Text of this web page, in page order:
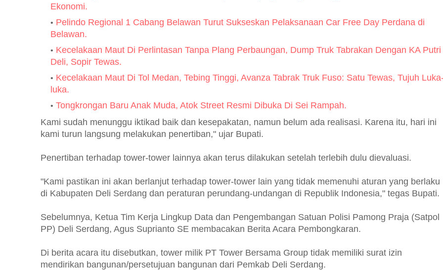
Ekonomi.
Pelindo Regional 1 Cabang Belawan Turut Sukseskan Pelaksanaan Car Free Day Perdana di
Belawan.
Kecelakaan Maut Di Perlintasan Tanpa Plang Perbaungan, Dump Truk Tabrakan Dengan KA Putri
Deli, Sopir Tewas.
Kecelakaan Maut Di Tol Medan, Tebing Tinggi, Avanza Tabrak Truk Fuso: Satu Tewas, Tujuh
luka.
Tongkrongan Baru Anak Muda, Atok Street Resmi Dibuka Di Sei Rampah.
Kami sudah menunggu iktikad baik dan kesepakatan, namun belum ada realisasi. Karena itu, hari ini
kami turun langsung melakukan penertiban," ujar Bupati.
Penertiban terhadap tower-tower lainnya akan terus dilakukan setelah terlebih dulu dievaluasi.
"Kami pastikan ini akan berlanjut terhadap tower-tower lain yang tidak memenuhi aturan yang berlaku
di Kabupaten Deli Serdang dan peraturan perundang-undangan di Republik Indonesia," tegas Bupati.
Sebelumnya, Ketua Tim Kerja Lingkup Data dan Pengembangan Satuan Polisi Pamong Praja (Satpol
PP) Deli Serdang, Agus Suprianto SE membacakan Berita Acara Pembongkaran.
Di berita acara itu disebutkan, tower milik PT Tower Bersama Group tidak memiliki surat izin
mendirikan bangunan/persetujuan bangunan dari Pemkab Deli Serdang.